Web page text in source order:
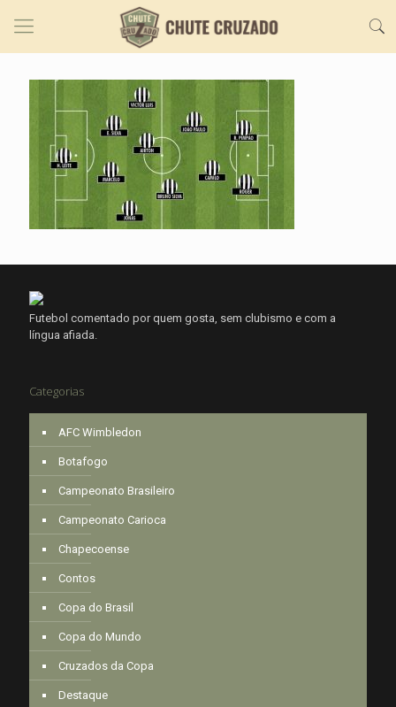
Futebol comentado por quem gosta, sem clubismo e com a
língua afiada.
Categorias
AFC Wimbledon
Botafogo
Campeonato Brasileiro
Campeonato Carioca
Chapecoense
Contos
Copa do Brasil
Copa do Mundo
Cruzados da Copa
Destaque